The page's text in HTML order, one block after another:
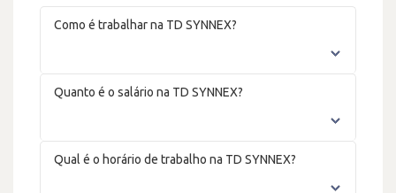
Como é trabalhar na TD SYNNEX?
Quanto é o salário na TD SYNNEX?
Qual é o horário de trabalho na TD SYNNEX?